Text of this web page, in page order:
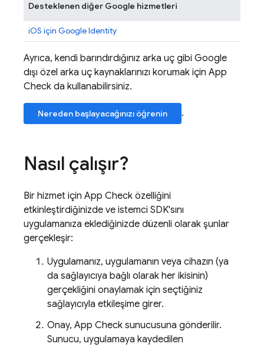
Desteklenen diğer Google hizmetleri
iOS için Google Identity
Ayrıca, kendi barındırdığınız arka uç gibi Google
dışı özel arka uç kaynaklarınızı korumak için App
Check da kullanabilirsiniz.
Nereden başlayacağınızı öğrenin .
Nasıl çalışır?
Bir hizmet için App Check özelliğini
etkinleştirdiğinizde ve istemci SDK'sını
uygulamanıza eklediğinizde düzenli olarak şunlar
gerçekleşir:
Uygulamanız, uygulamanın veya cihazın (ya
da sağlayıcıya bağlı olarak her ikisinin)
gerçekliğini onaylamak için seçtiğiniz
sağlayıcıyla etkileşime girer.
Onay, App Check sunucusuna gönderilir.
Sunucu, uygulamaya kaydedilen